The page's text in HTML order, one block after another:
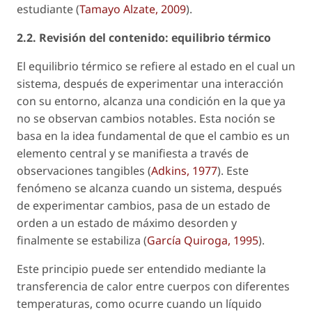
estudiante (Tamayo Alzate, 2009).
2.2. Revisión del contenido: equilibrio térmico
El equilibrio térmico se refiere al estado en el cual un
sistema, después de experimentar una interacción
con su entorno, alcanza una condición en la que ya
no se observan cambios notables. Esta noción se
basa en la idea fundamental de que el cambio es un
elemento central y se manifiesta a través de
observaciones tangibles (Adkins, 1977). Este
fenómeno se alcanza cuando un sistema, después
de experimentar cambios, pasa de un estado de
orden a un estado de máximo desorden y
finalmente se estabiliza (García Quiroga, 1995).
Este principio puede ser entendido mediante la
transferencia de calor entre cuerpos con diferentes
temperaturas, como ocurre cuando un líquido